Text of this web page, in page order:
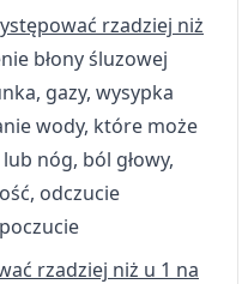
rzadziej niż
błony śluzowej
gazy, wysypka
wody, które może
nóg, ból głowy,
odczucie
rzadziej niż u 1 na